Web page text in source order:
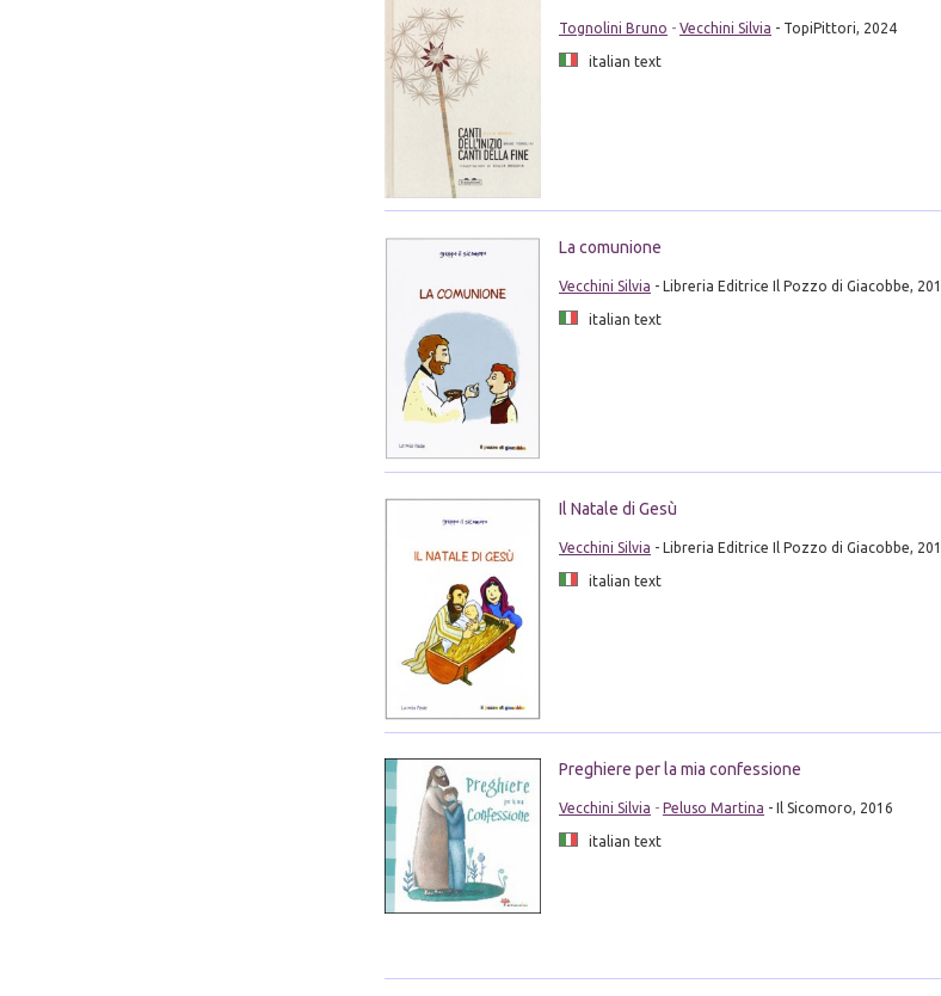
Tognolini Bruno - Vecchini Silvia - TopiPittori, 2024
italian text
La comunione
Vecchini Silvia - Libreria Editrice Il Pozzo di Giacobbe,
italian text
Il Natale di Gesù
Vecchini Silvia - Libreria Editrice Il Pozzo di Giacobbe,
italian text
Preghiere per la mia confessione
Vecchini Silvia - Peluso Martina - Il Sicomoro, 2016
italian text